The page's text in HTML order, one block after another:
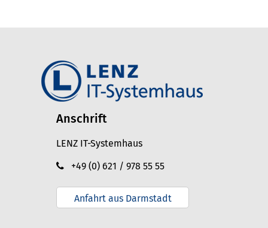
Anschrift
LENZ IT-Systemhaus
+49 (0) 621 / 978 55 55
Anfahrt aus Darmstadt